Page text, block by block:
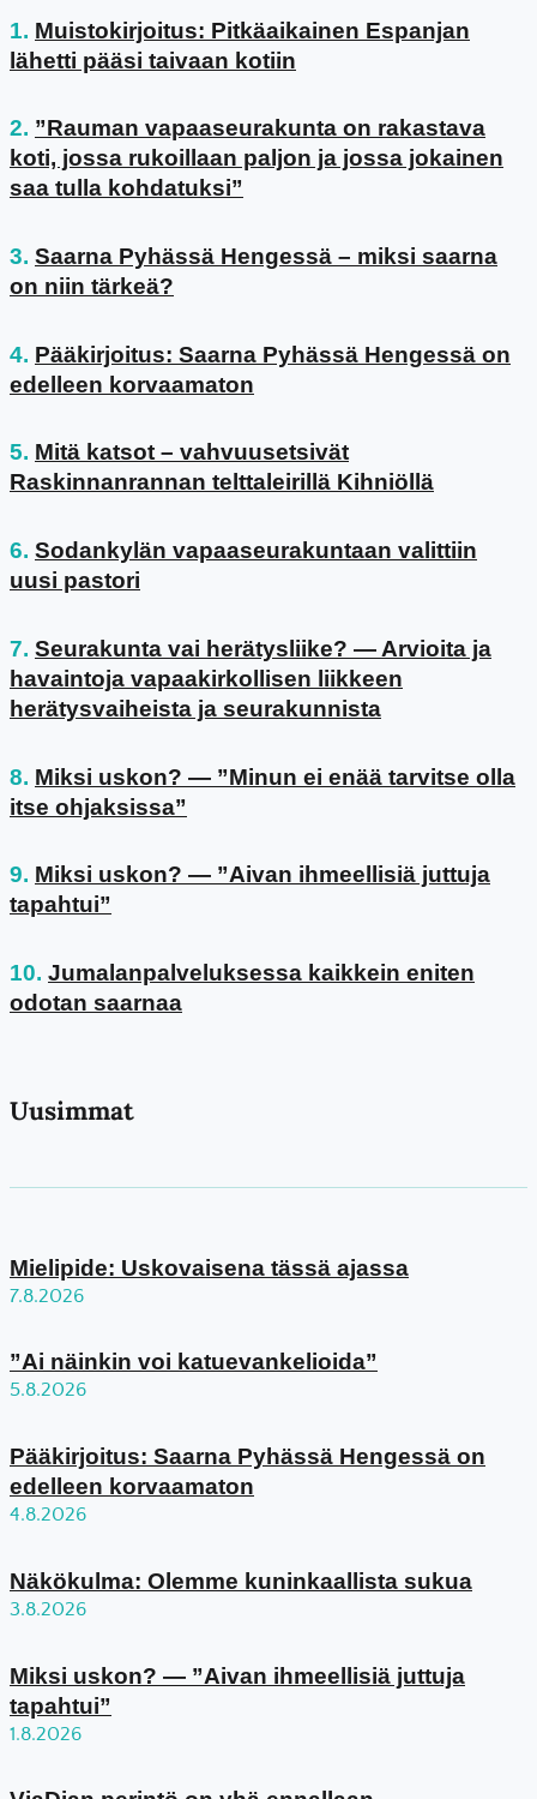
Muistokirjoitus: Pitkäaikainen Espanjan
lähetti pääsi taivaan kotiin
”Rauman vapaaseurakunta on rakastava
koti, jossa rukoillaan paljon ja jossa jokainen
saa tulla kohdatuksi”
Saarna Pyhässä Hengessä – miksi saarna
on niin tärkeä?
Pääkirjoitus: Saarna Pyhässä Hengessä on
edelleen korvaamaton
Mitä katsot – vahvuusetsivät
Raskinnanrannan telttaleirillä Kihniöllä
Sodankylän vapaaseurakuntaan valittiin
uusi pastori
Seurakunta vai herätysliike? — Arvioita ja
havaintoja vapaakirkollisen liikkeen
herätysvaiheista ja seurakunnista
Miksi uskon? — ”Minun ei enää tarvitse olla
itse ohjaksissa”
Miksi uskon? — ”Aivan ihmeellisiä juttuja
tapahtui”
Jumalanpalveluksessa kaikkein eniten
odotan saarnaa
Uusimmat
Mielipide: Uskovaisena tässä ajassa
7.8.2026
”Ai näinkin voi katuevankelioida”
5.8.2026
Pääkirjoitus: Saarna Pyhässä Hengessä on
edelleen korvaamaton
4.8.2026
Näkökulma: Olemme kuninkaallista sukua
3.8.2026
Miksi uskon? — ”Aivan ihmeellisiä juttuja
tapahtui”
1.8.2026